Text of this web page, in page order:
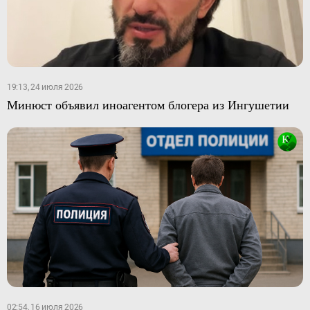
19:13, 24 июля 2026
Минюст объявил иноагентом блогера из Ингушетии
02:54, 16 июля 2026